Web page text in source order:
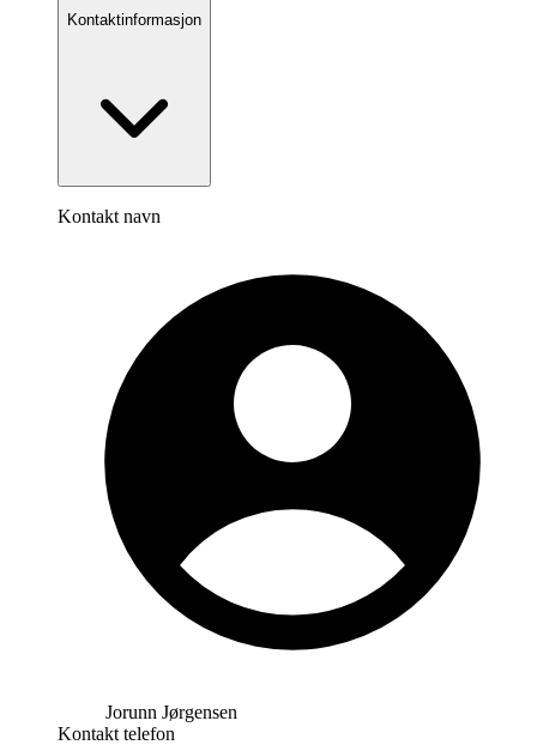
Kontaktinformasjon
Kontakt navn
Jorunn Jørgensen
Kontakt telefon